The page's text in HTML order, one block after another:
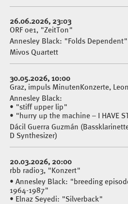
26.06.2026, 23:03
ORF oe1, "ZeitTon"
Annesley Black: "Folds
Mivos Quartett
30.05.2026, 10:00
Graz, impuls MinutenKonzerte,
Annesley Black:
• "stiff upper lip"
• "hurry up the machine – I HAVE
Dácil Guerra Guzmán
D Synthesizer)
20.03.2026, 20:00
rbb radio3, "Konzert"
• Annesley Black: "breeding
1964-1987"
• Elnaz Seyedi: "Silverback"